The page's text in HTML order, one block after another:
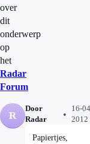
over
dit
onderwerp
op
het
Radar
Forum
R
Door
Radar
16-
2012
Papiertjes,